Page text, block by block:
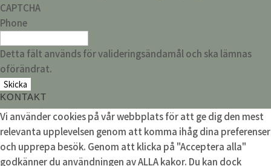
CAPTCHA
Phone
Detta fält används för valideringsändamål och ska lämnas
oförändrat.
KONTAKT
Vi använder cookies på vår webbplats för att ge dig den mest
relevanta upplevelsen genom att komma ihåg dina preferenser
och upprepa besök. Genom att klicka på "Acceptera alla"
godkänner du användningen av ALLA kakor. Du kan dock